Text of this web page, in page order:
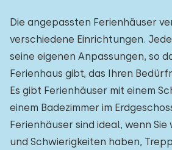
Die angepassten Ferienhäuser
verschiedene Einrichtungen.
seine eigenen Anpassungen, so
Ferienhaus gibt, das Ihren
Es gibt Ferienhäuser mit einem
einem Badezimmer im
Ferienhäuser sind ideal, wenn Sie
und Schwierigkeiten haben,